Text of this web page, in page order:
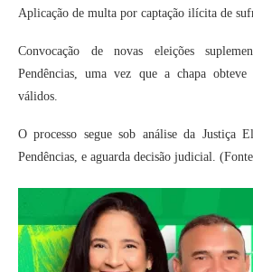
Aplicação de multa por captação ilícita de
Convocação de novas eleições
Pendências, uma vez que a chapa
válidos.
O processo segue sob análise da Justiça
Pendências, e aguarda decisão judicial.